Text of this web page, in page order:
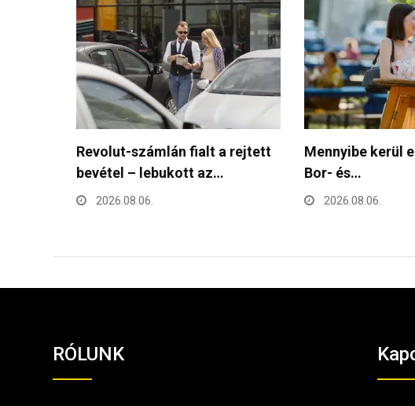
Mennyibe kerül egy pohár bor a
Bor- és…
2026.08.06.
Folytatódik az
Debrecenben –
és…
RÓLUNK